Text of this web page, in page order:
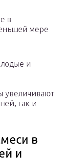
в
мере
и
увеличивают
так и
в
и